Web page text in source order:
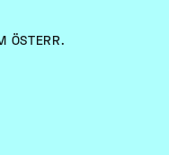
ÖSTERR.